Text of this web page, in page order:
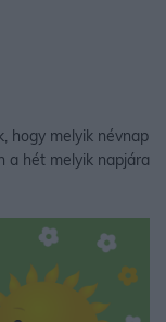
hogy melyik névnap
a hét melyik napjára